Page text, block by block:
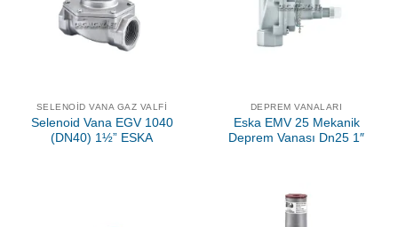
SELENOID VANA GAZ VALFI
Selenoid Vana EGV 1040
(DN40) 1½” ESKA
DEPREM VANALARI
Eska EMV 25 Mekanik
Deprem Vanası Dn25 1″